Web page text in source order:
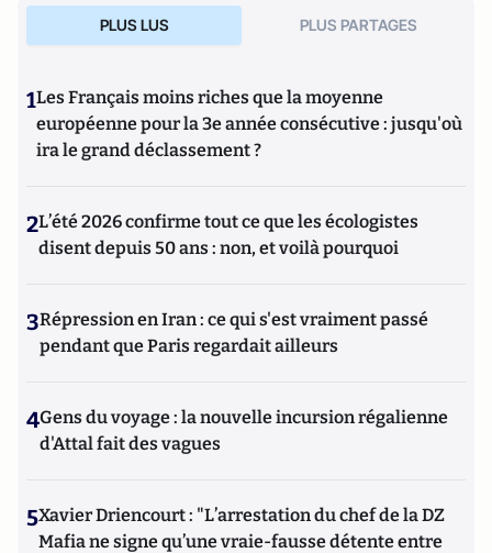
PLUS LUS PLUS PARTAGES
1Les Français moins riches que la moyenne
européenne pour la 3e année consécutive : jusqu'où
ira le grand déclassement ?
2L’été 2026 confirme tout ce que les écologistes
disent depuis 50 ans : non, et voilà pourquoi
3Répression en Iran : ce qui s'est vraiment passé
pendant que Paris regardait ailleurs
4Gens du voyage : la nouvelle incursion régalienne
d'Attal fait des vagues
5Xavier Driencourt : "L’arrestation du chef de la DZ
Mafia ne signe qu’une vraie-fausse détente entre